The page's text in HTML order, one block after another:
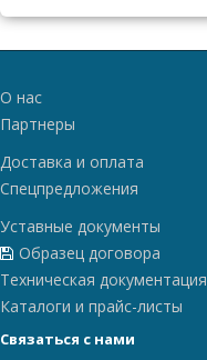
О нас
Партнеры
Доставка и оплата
Спецпредложения
Уставные документы
Образец договора
Техническая документация
Каталоги и прайс-листы
Связаться с нами